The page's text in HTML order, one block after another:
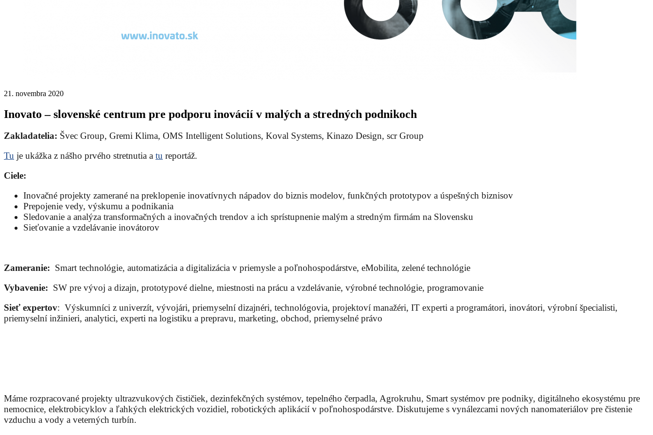
21. novembra 2020
Inovato – slovenské centrum pre podporu inovácií v malých a stredných podnikoch
Zakladatelia: Švec Group, Gremi Klima, OMS Intelligent Solutions, Koval Systems, Kinazo Design, scr Group
Tu je ukážka z nášho prvého stretnutia a tu reportáž.
Ciele:
Inovačné projekty zamerané na preklopenie inovatívnych nápadov do biznis modelov, funkčných prototypov a úspešných biznisov
Prepojenie vedy, výskumu a podnikania
Sledovanie a analýza transformačných a inovačných trendov a ich sprístupnenie malým a stredným firmám na Slovensku
Sieťovanie a vzdelávanie inovátorov
Zameranie: Smart technológie, automatizácia a digitalizácia v priemysle a poľnohospodárstve, eMobilita, zelené technológie
Vybavenie: SW pre vývoj a dizajn, prototypové dielne, miestnosti na prácu a vzdelávanie, výrobné technológie, programovanie
Sieť expertov: Výskumníci z univerzít, vývojári, priemyselní dizajnéri, technológovia, projektoví manažéri, IT experti a programátori, inovátori, výrobní špecialisti,
priemyselní inžinieri, analytici, experti na logistiku a prepravu, marketing, obchod, priemyselné právo
Máme rozpracované projekty ultrazvukových čističiek, dezinfekčných systémov, tepelného čerpadla, Agrokruhu, Smart systémov pre podniky, digitálneho ekosystému pre
nemocnice, elektrobicyklov a ľahkých elektrických vozidiel, robotických aplikácií v poľnohospodárstve. Diskutujeme s vynálezcami nových nanomateriálov pre čistenie
vzduchu a vody a veterných turbín.